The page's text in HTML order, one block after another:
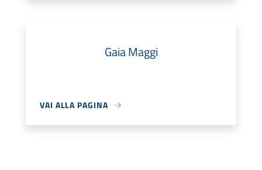
Gaia Maggi
VAI ALLA PAGINA